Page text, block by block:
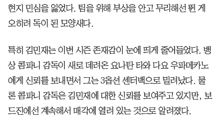
현지 민심을 잃었다. 팀을 위해 부상을 안고 무리해선 뛴 게
오히려 독이 된 모양새다.
특히 김민재는 이번 시즌 존재감이 눈에 띄게 줄어들었다. 뱅
상 콤파니 감독이 새로 데려온 요나탄 타와 다요 우파메카노
에게 신뢰를 보내면서 그는 3옵션 센터백으로 밀려났다. 물
론 콤파니 감독은 김민재에 대한 신뢰를 보여주고 있지만, 보
드진에선 계속해서 매각에 열려 있는 것으로 알려졌다.